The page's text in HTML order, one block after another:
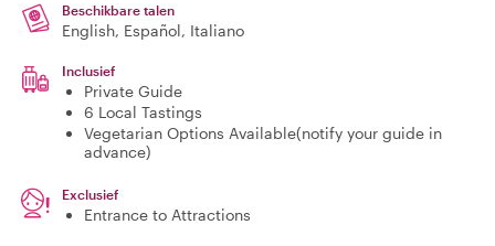
Beschikbare talen
English, Español, Italiano
Inclusief
Private Guide
6 Local Tastings
Vegetarian Options Available(notify your guide in
advance)
Exclusief
Entrance to Attractions